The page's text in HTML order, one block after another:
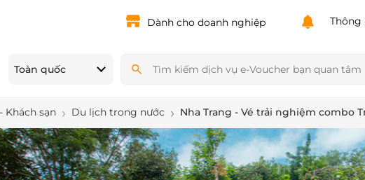
Dành cho doanh nghiệp Thông
Toàn quốc
Khách sạn Du lịch trong nước Nha Trang - Vé trải nghiệm combo